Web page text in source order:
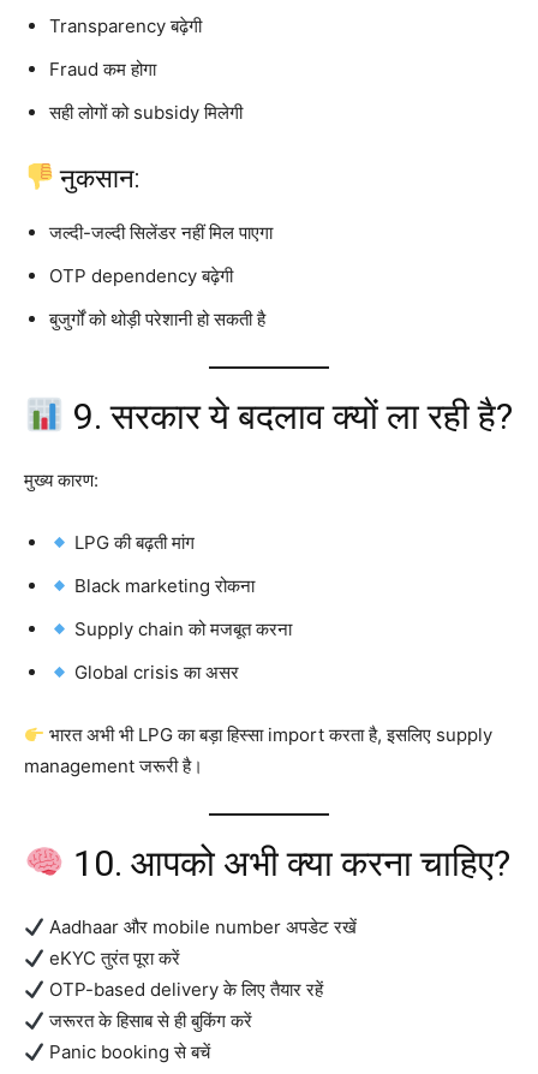
Transparency बढ़ेगी
Fraud कम होगा
सही लोगों को subsidy मिलेगी
नुकसान:
जल्दी-जल्दी सिलेंडर नहीं मिल पाएगा
OTP dependency बढ़ेगी
बुजुर्गों को थोड़ी परेशानी हो सकती है
9. सरकार ये बदलाव क्यों ला रही है?
मुख्य कारण:
LPG की बढ़ती मांग
Black marketing रोकना
Supply chain को मजबूत करना
Global crisis का असर
भारत अभी भी LPG का बड़ा हिस्सा import करता है, इसलिए supply
management जरूरी है।
10. आपको अभी क्या करना चाहिए?
Aadhaar और mobile number अपडेट रखें
eKYC तुरंत पूरा करें
OTP-based delivery के लिए तैयार रहें
जरूरत के हिसाब से ही बुकिंग करें
Panic booking से बचें